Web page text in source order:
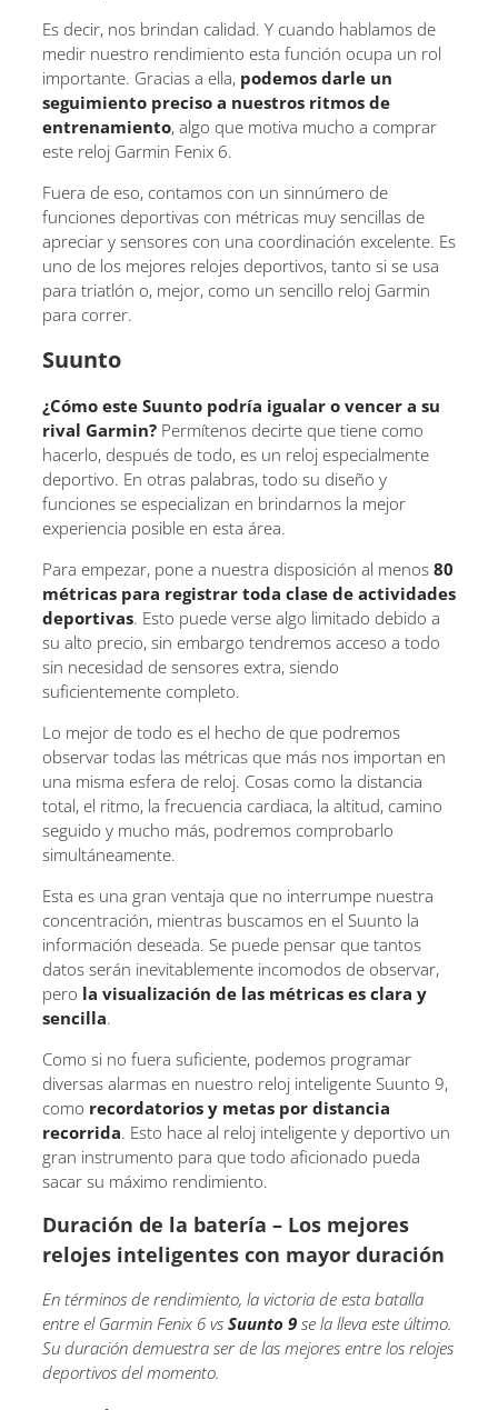
Es decir, nos brindan calidad. Y cuando hablamos de
medir nuestro rendimiento esta función ocupa un rol
importante. Gracias a ella, podemos darle un
seguimiento preciso a nuestros ritmos de
entrenamiento, algo que motiva mucho a comprar
este reloj Garmin Fenix 6.
Fuera de eso, contamos con un sinnúmero de
funciones deportivas con métricas muy sencillas de
apreciar y sensores con una coordinación excelente. Es
uno de los mejores relojes deportivos, tanto si se usa
para triatlón o, mejor, como un sencillo reloj Garmin
para correr.
Suunto
¿Cómo este Suunto podría igualar o vencer a su
rival Garmin? Permítenos decirte que tiene como
hacerlo, después de todo, es un reloj especialmente
deportivo. En otras palabras, todo su diseño y
funciones se especializan en brindarnos la mejor
experiencia posible en esta área.
Para empezar, pone a nuestra disposición al menos 80
métricas para registrar toda clase de actividades
deportivas. Esto puede verse algo limitado debido a
su alto precio, sin embargo tendremos acceso a todo
sin necesidad de sensores extra, siendo
suficientemente completo.
Lo mejor de todo es el hecho de que podremos
observar todas las métricas que más nos importan en
una misma esfera de reloj. Cosas como la distancia
total, el ritmo, la frecuencia cardiaca, la altitud, camino
seguido y mucho más, podremos comprobarlo
simultáneamente.
Esta es una gran ventaja que no interrumpe nuestra
concentración, mientras buscamos en el Suunto la
información deseada. Se puede pensar que tantos
datos serán inevitablemente incomodos de observar,
pero la visualización de las métricas es clara y
sencilla.
Como si no fuera suficiente, podemos programar
diversas alarmas en nuestro reloj inteligente Suunto 9,
como recordatorios y metas por distancia
recorrida. Esto hace al reloj inteligente y deportivo un
gran instrumento para que todo aficionado pueda
sacar su máximo rendimiento.
Duración de la batería – Los mejores
relojes inteligentes con mayor duración
En términos de rendimiento, la victoria de esta batalla
entre el Garmin Fenix 6 vs Suunto 9 se la lleva este último.
Su duración demuestra ser de las mejores entre los relojes
deportivos del momento.